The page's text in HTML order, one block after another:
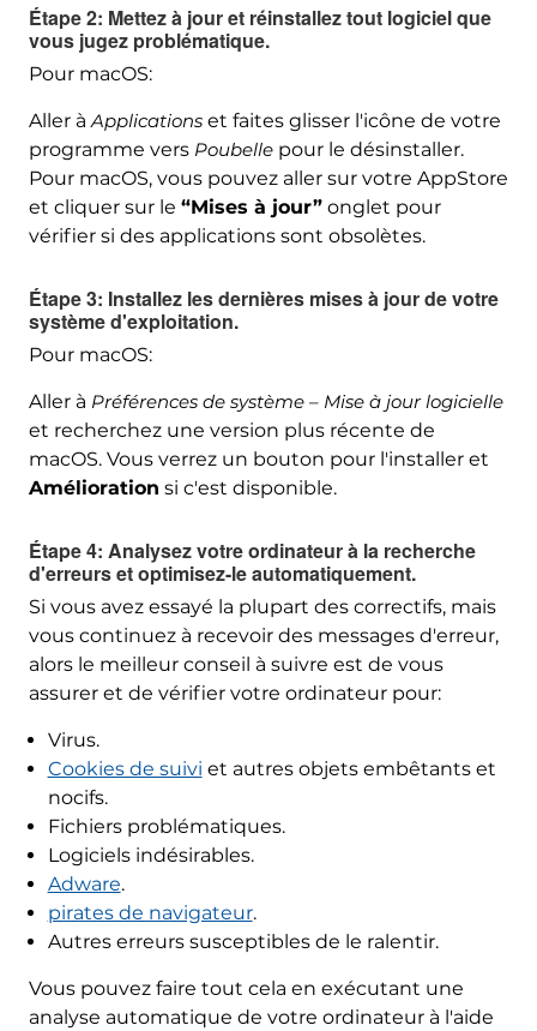
Étape 2: Mettez à jour et réinstallez tout logiciel que
vous jugez problématique.
Pour macOS:
Aller àApplicationset faites glisser l'icône de votre
programme vers Poubellepour le désinstaller.
Pour macOS, vous pouvez aller sur votre AppStore
et cliquer sur le “Mises à jour”onglet pour
vérifier si des applications sont obsolètes.
Étape 3: Installez les dernières mises à jour de votre
système d'exploitation.
Pour macOS:
Aller à Préférences de système – Mise à jour logicielle
et recherchez une version plus récente de
macOS. Vous verrez un bouton pour l'installer et
Amélioration si c'est disponible.
Étape 4: Analysez votre ordinateur à la recherche
d'erreurs et optimisez-le automatiquement.
Si vous avez essayé la plupart des correctifs, mais
vous continuez à recevoir des messages d'erreur,
alors le meilleur conseil à suivre est de vous
assurer et de vérifier votre ordinateur pour:
Virus.
Cookies de suivi et autres objets embêtants et
nocifs.
Fichiers problématiques.
Logiciels indésirables.
Adware.
pirates de navigateur.
Autres erreurs susceptibles de le ralentir.
Vous pouvez faire tout cela en exécutant une
analyse automatique de votre ordinateur à l'aide
Télécharger
SpyHunter